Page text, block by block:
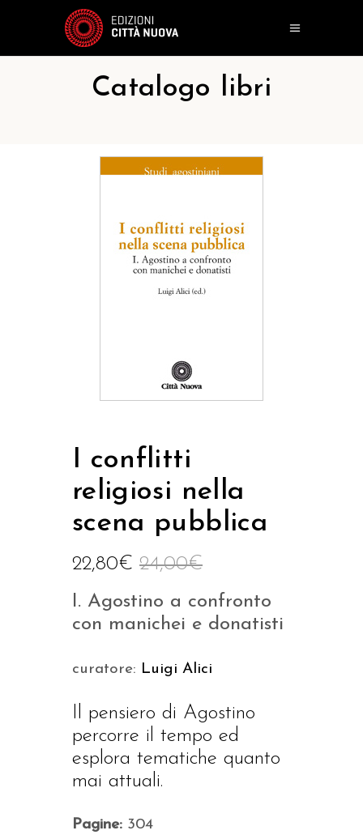
Catalogo libri
I conflitti
religiosi nella
scena pubblica
24,00€
22,80€
I. Agostino a confronto
con manichei e donatisti
curatore: Luigi Alici
Il pensiero di Agostino
percorre il tempo ed
esplora tematiche quanto
mai attuali.
Pagine: 304